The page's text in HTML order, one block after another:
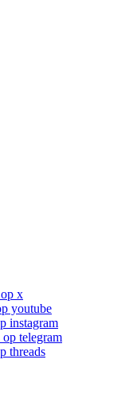
x
youtube
instagram
telegram
threads